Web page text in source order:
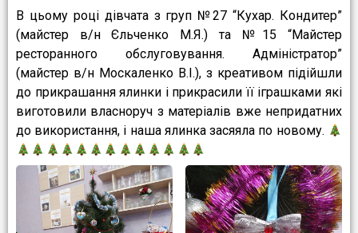
В цьому році дівчата з груп №27 “Кухар. Кондитер”
(майстер в/н Єльченко М.Я.) та №15 “Майстер
ресторанного обслуговування. Адміністратор”
(майстер в/н Москаленко В.І.), з креативом підійшли
до прикрашання ялинки і прикрасили її іграшками які
виготовили власноруч з матеріалів вже непридатних
до використання, і наша ялинка засяяла по новому.